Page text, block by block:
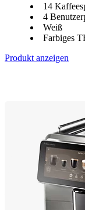
14
4
Weiß
Farbiges
Produkt anzeigen